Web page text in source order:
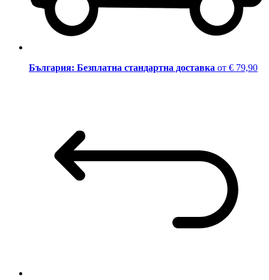
България: Безплатна стандартна доставка от € 79,90